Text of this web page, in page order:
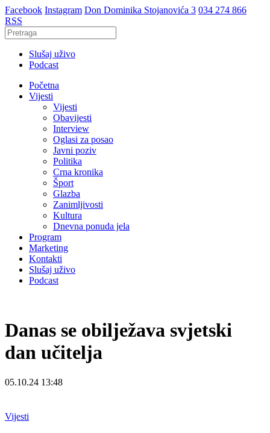
Facebook Instagram Don Dominika Stojanovića 3 034 274 866
RSS
Slušaj uživo
Podcast
Početna
Vijesti
Vijesti
Obavijesti
Interview
Oglasi za posao
Javni poziv
Politika
Crna kronika
Šport
Glazba
Zanimljivosti
Kultura
Dnevna ponuda jela
Program
Marketing
Kontakti
Slušaj uživo
Podcast
Danas se obilježava svjetski
dan učitelja
05.10.24 13:48
Vijesti